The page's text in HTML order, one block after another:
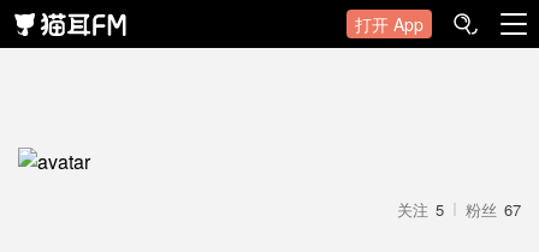
打开 App
粉丝 67
关注 5